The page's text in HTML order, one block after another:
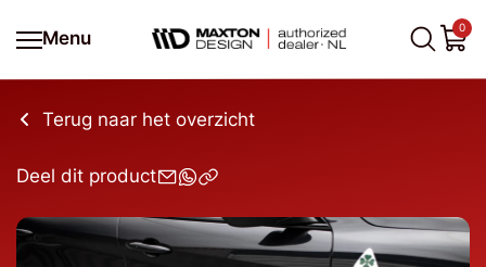
Menu
0
Terug naar het overzicht
Deel dit product